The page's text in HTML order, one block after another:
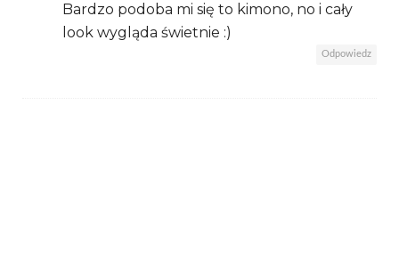
Bardzo podoba mi się to kimono, no i cały
look wygląda świetnie :)
Odpowiedz